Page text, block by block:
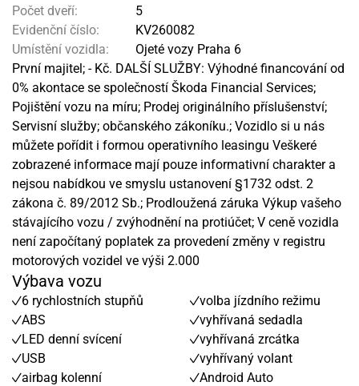
Počet dveří:
5
Evidenční číslo:
KV260082
Umístění vozidla:
Ojeté vozy Praha 6
První majitel; - Kč. DALŠÍ SLUŽBY: Výhodné financování od
0% akontace se společností Škoda Financial Services;
Pojištění vozu na míru; Prodej originálního příslušenství;
Servisní služby; občanského zákoníku.; Vozidlo si u nás
můžete pořídit i formou operativního leasingu Veškeré
zobrazené informace mají pouze informativní charakter a
nejsou nabídkou ve smyslu ustanovení §1732 odst. 2
zákona č. 89/2012 Sb.; Prodloužená záruka Výkup vašeho
stávajícího vozu / zvýhodnění na protiúčet; V ceně vozidla
není započítaný poplatek za provedení změny v registru
motorových vozidel ve výši 2.000
Výbava vozu
6 rychlostních stupňů
ABS
LED denní svícení
USB
airbag kolenní
volba jízdního režimu
vyhřívaná sedadla
vyhřívaná zrcátka
vyhřívaný volant
Android Auto